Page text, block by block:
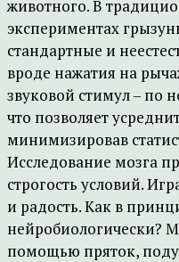
животного. В
экспериментах
стандартные и
вроде нажатия на
звуковой стимул – по
что позволяет
минимизировав
Исследование мозга
строгость условий.
и радость. Как в
нейробиологически?
помощью пряток,